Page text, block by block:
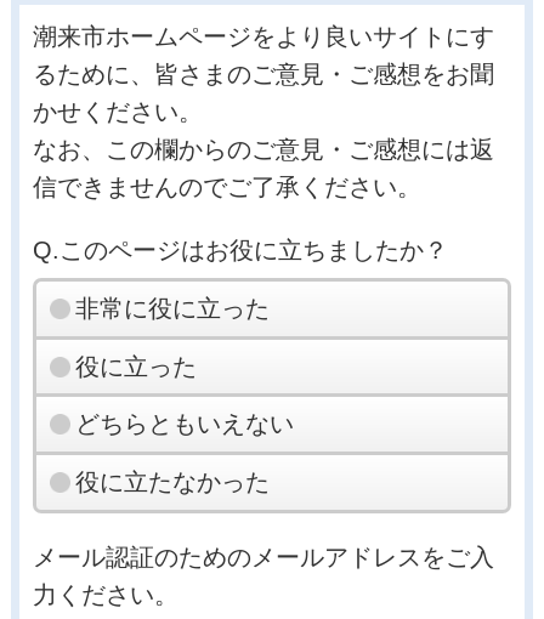
潮来市ホームページをより良いサイトにす
るために、皆さまのご意見・ご感想をお聞
かせください。
なお、この欄からのご意見・ご感想には返
信できませんのでご了承ください。
Q.このページはお役に立ちましたか？
非常に役に立った
役に立った
どちらともいえない
役に立たなかった
メール認証のためのメールアドレスをご入
力ください。